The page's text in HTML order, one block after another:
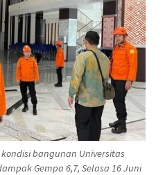
bangunan Universitas
Gempa 6,7, Selasa 16 Juni